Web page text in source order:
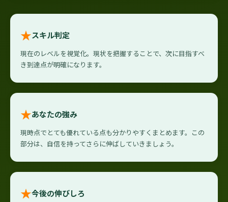
★スキル判定
現在のレベルを視覚化。現状を把握することで、次に目指すべ
き到達点が明確になります。
★あなたの強み
現時点でとても優れている点も分かりやすくまとめます。この
部分は、自信を持ってさらに伸ばしていきましょう。
★今後の伸びしろ